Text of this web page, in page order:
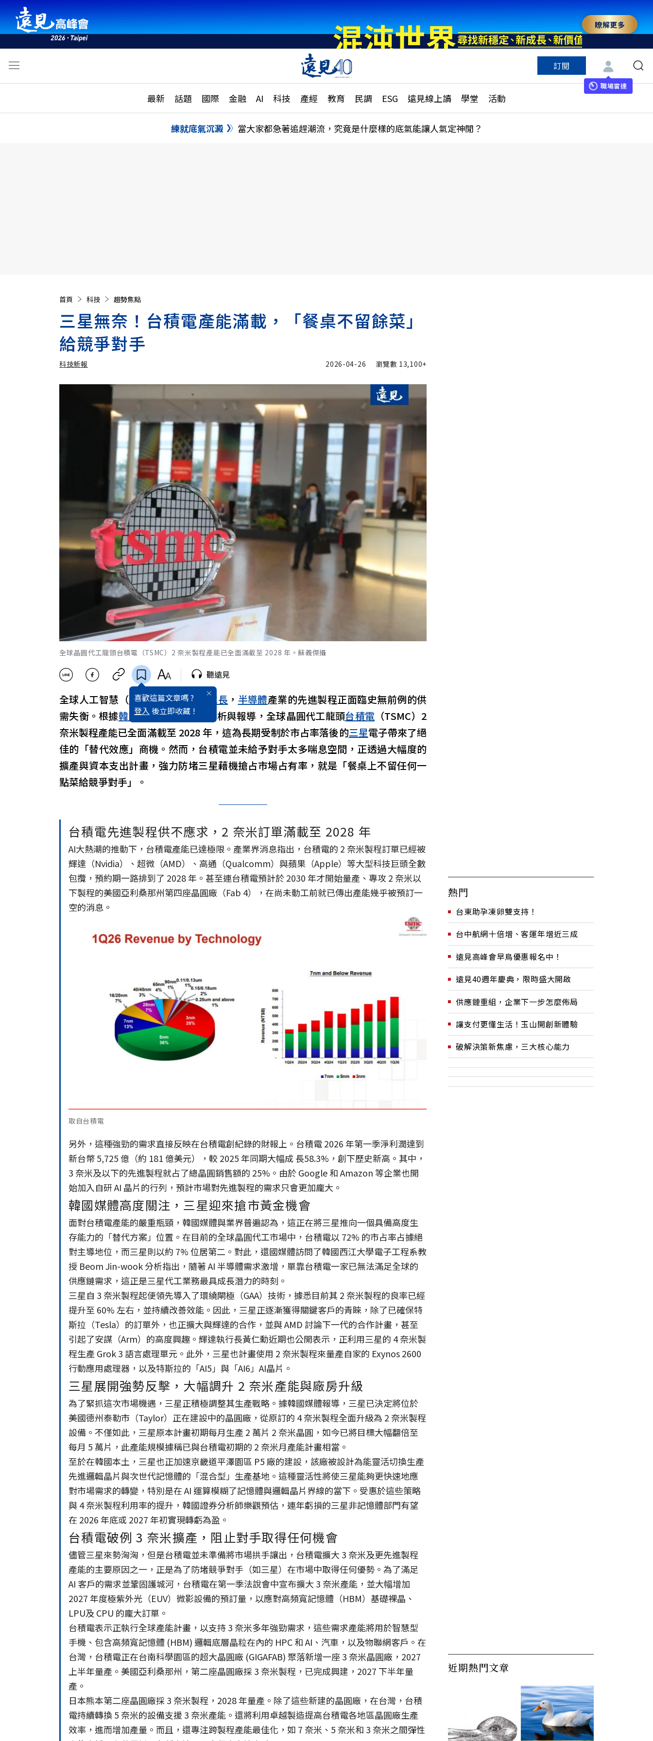
瞭解更多
訂閱
職場雷達
最新 話題 國際 金融 AI 科技 產經 教育 民調 ESG 遠見線上讀 學堂 活動
活動
話題
國際
特輯
大學升學、職涯攻略
縣市施政調查全解析
民調
更多訂閱方案
特色頻道
練就底氣沉澱 當大家都急著追趕潮流，究竟是什麼樣的底氣能讓人氣定神閒？
首頁 科技 趨勢焦點
三星無奈！台積電產能滿載，「餐桌不留餘菜」
給競爭對手
科技新報 2026-04-26 瀏覽數 13,100+
全球晶圓代工龍頭台積電（TSMC）2 奈米製程產能已全面滿載至 2028 年。蘇義傑攝
喜歡這篇文章嗎 ?
登入 後立即收藏 !
聽遠見
全球人工智慧（AI）技術的爆發性成長 ， 半導體產業的先進製程正面臨史無前例的供
需失衡。根據韓國媒體近期的深入分析與報導，全球晶圓代工龍頭台積電 （TSMC）2
奈米製程產能已全面滿載至 2028 年，這為長期受制於市占率落後的三星電子帶來了絕
佳的「替代效應」商機。然而，台積電並未給予對手太多喘息空間，正透過大幅度的
擴產與資本支出計畫，強力防堵三星藉機搶占市場占有率，就是「餐桌上不留任何一
點菜給競爭對手」。
台積電先進製程供不應求，2 奈米訂單滿載至 2028 年
AI大熱潮的推動下，台積電產能已達極限。產業界消息指出，台積電的 2 奈米製程訂單已經被
輝達（Nvidia）、超微（AMD）、高通（Qualcomm）與蘋果（Apple）等大型科技巨頭全數
包攬，預約期一路排到了 2028 年。甚至連台積電預計於 2030 年才開始量產、專攻 2 奈米以
下製程的美國亞利桑那州第四座晶圓廠（Fab 4），在尚未動工前就已傳出產能幾乎被預訂一
空的消息。
取自台積電
另外，這種強勁的需求直接反映在台積電創紀錄的財報上。台積電 2026 年第一季淨利潤達到
新台幣 5,725 億（約 181 億美元），較 2025 年同期大幅成 長58.3%，創下歷史新高。其中，
3 奈米及以下的先進製程就占了總晶圓銷售額的 25%。由於 Google 和 Amazon 等企業也開
始加入自研 AI 晶片的行列，預計市場對先進製程的需求只會更加龐大。
韓國媒體高度關注，三星迎來搶市黃金機會
面對台積電產能的嚴重瓶頸，韓國媒體與業界普遍認為，這正在將三星推向一個具備高度生
存能力的「替代方案」位置。在目前的全球晶圓代工市場中，台積電以 72% 的市占率占據絕
對主導地位，而三星則以約 7% 位居第二。對此，還國媒體訪問了韓國西江大學電子工程系教
授 Beom Jin-wook 分析指出，隨著 AI 半導體需求激增，單靠台積電一家已無法滿足全球的
供應鏈需求，這正是三星代工業務最具成長潛力的時刻。
三星自 3 奈米製程起便領先導入了環繞閘極（GAA）技術，據悉目前其 2 奈米製程的良率已經
提升至 60% 左右，並持續改善效能。因此，三星正逐漸獲得關鍵客戶的青睞，除了已確保特
斯拉（Tesla）的訂單外，也正擴大與輝達的合作，並與 AMD 討論下一代的合作計畫，甚至
引起了安謀（Arm）的高度興趣。輝達執行長黃仁勳近期也公開表示，正利用三星的 4 奈米製
程生產 Grok 3 語言處理單元。此外，三星也計畫使用 2 奈米製程來量產自家的 Exynos 2600
行動應用處理器，以及特斯拉的「AI5」與「AI6」AI晶片。
三星展開強勢反擊，大幅調升 2 奈米產能與廠房升級
為了緊抓這次市場機遇，三星正積極調整其生產戰略。據韓國媒體報導，三星已決定將位於
美國德州泰勒市（Taylor）正在建設中的晶圓廠，從原訂的 4 奈米製程全面升級為 2 奈米製程
設備。不僅如此，三星原本計畫初期每月生產 2 萬片 2 奈米晶圓，如今已將目標大幅翻倍至
每月 5 萬片，此產能規模據稱已與台積電初期的 2 奈米月產能計畫相當。
至於在韓國本土，三星也正加速京畿道平澤園區 P5 廠的建設，該廠被設計為能靈活切換生產
先進邏輯晶片與次世代記憶體的「混合型」生產基地。這種靈活性將使三星能夠更快速地應
對市場需求的轉變，特別是在 AI 運算模糊了記憶體與邏輯晶片界線的當下。受惠於這些策略
與 4 奈米製程利用率的提升，韓國證券分析師樂觀預估，連年虧損的三星非記憶體部門有望
在 2026 年底或 2027 年初實現轉虧為盈。
台積電破例 3 奈米擴產，阻止對手取得任何機會
儘管三星來勢洶洶，但是台積電並未準備將市場拱手讓出，台積電擴大 3 奈米及更先進製程
產能的主要原因之一，正是為了防堵競爭對手（如三星）在市場中取得任何優勢。為了滿足
AI 客戶的需求並鞏固護城河，台積電在第一季法說會中宣布擴大 3 奈米產能，並大幅增加
2027 年度極紫外光（EUV）微影設備的預訂量，以應對高頻寬記憶體（HBM）基礎裸晶、
LPU及 CPU 的龐大訂單。
台積電表示正執行全球產能計畫，以支持 3 奈米多年強勁需求，這些需求產能將用於智慧型
手機、包含高頻寬記憶體 (HBM) 邏輯底層晶粒在內的 HPC 和 AI、汽車，以及物聯網客戶。在
台灣，台積電正在台南科學園區的超大晶圓廠 (GIGAFAB) 聚落新增一座 3 奈米晶圓廠，2027
上半年量產。美國亞利桑那州，第二座晶圓廠採 3 奈米製程，已完成興建，2027 下半年量
產。
日本熊本第二座晶圓廠採 3 奈米製程，2028 年量產。除了這些新建的晶圓廠，在台灣，台積
電持續轉換 5 奈米的設備支援 3 奈米產能。還將利用卓越製造提高台積電各地區晶圓廠生產
效率，進而增加產量。而且，還專注跨製程產能最佳化，如 7 奈米、5 奈米和 3 奈米之間彈性
熱門
台東助孕凍卵雙支持！
台中航網十倍增、客運年增近三成
遠見高峰會早鳥優惠報名中！
遠見40週年慶典，限時盛大開啟
供應鏈重組，企業下一步怎麼佈局
讓支付更懂生活！玉山開創新體驗
破解決策新焦慮，三大核心能力
近期熱門文章